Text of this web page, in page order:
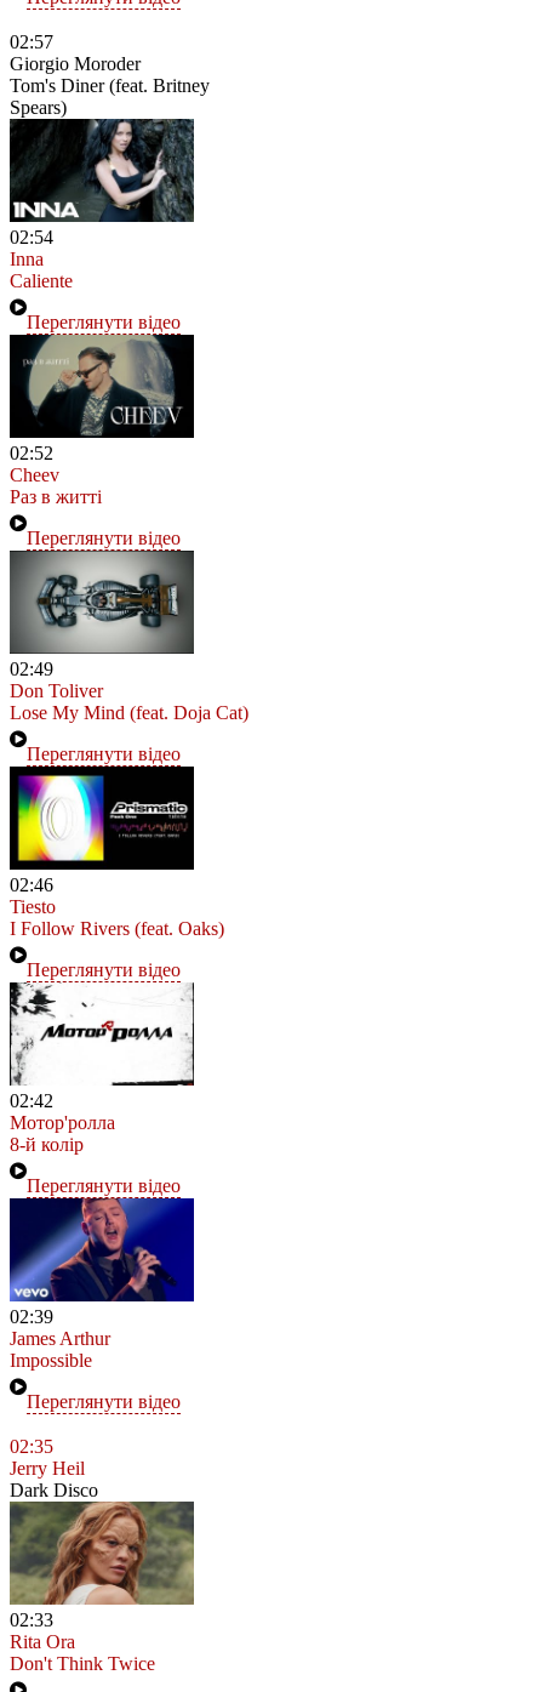
02:57
Giorgio Moroder
Tom's Diner (feat. Britney
Spears)
02:54
Inna
Caliente
Переглянути відео
02:52
Cheev
Раз в житті
Переглянути відео
02:49
Don Toliver
Lose My Mind (feat. Doja Cat)
Переглянути відео
02:46
Tiesto
I Follow Rivers (feat. Oaks)
Переглянути відео
02:42
Мотор'ролла
8-й колір
Переглянути відео
02:39
James Arthur
Impossible
Переглянути відео
02:35
Jerry Heil
Dark Disco
02:33
Rita Ora
Don't Think Twice